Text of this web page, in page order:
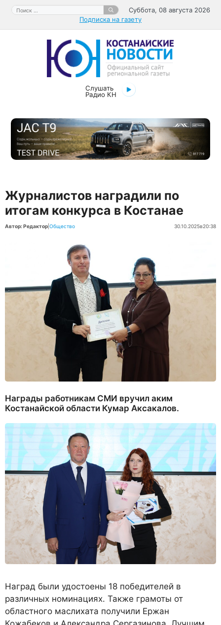
Перейти
содержимому
Поиск:
Суббота, 08 августа 2026
Подписка на газету
Слушать
Радио КН
Журналистов наградили по
итогам конкурса в Костанае
Автор: Редактор Общество 30.10.2025в20:38
Награды работникам СМИ вручил аким
Костанайской области Кумар Аксакалов.
Наград были удостоены 18 победителей в
различных номинациях. Также грамоты от
областного маслихата получили Ержан